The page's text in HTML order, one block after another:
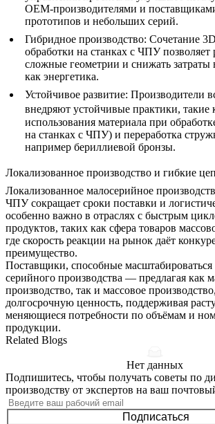
OEM-производителями и
прототипов и небольших серий.
Гибридное производство: Сочетание
обработки на станках с ЧПУ позволяет
сложные геометрии и снижать затраты
как энергетика.
Устойчивое развитие: Производители
внедряют устойчивые практики,
использования материала при
на станках с ЧПУ) и переработка
например бериллиевой бронзы.
Локализованное производство и гибкие
Локализованное малосерийное
ЧПУ сокращает сроки поставки и
особенно важно в отраслях с быстрым
продуктов, таких как сфера товаров
где скорость реакции на рынок даёт
преимущество.
Поставщики, способные масштабироваться
серийного производства — предлагая как
производство, так и массовое производство
долгосрочную ценность, поддерживая
меняющиеся потребности по объёмам и
продукции.
Related Blogs
Нет данных
Подпишитесь, чтобы получать советы по
производству от экспертов на ваш
Подписаться